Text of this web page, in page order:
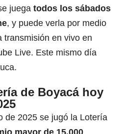
juega todos los sábados
, y puede verla por medio
transmisión en vivo en
Live. Este mismo día
de Boyacá hoy
de 2025 se jugó la Lotería
mayor de 15.000